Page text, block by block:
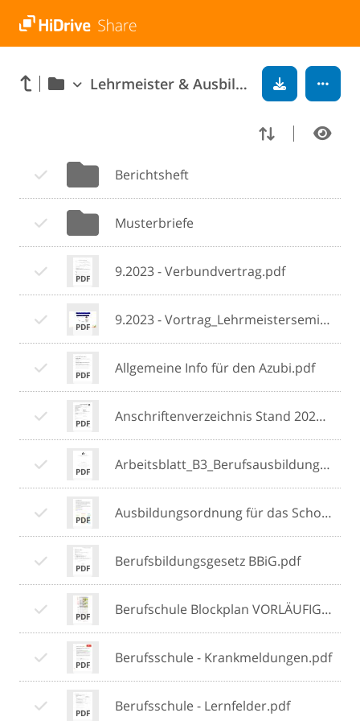
Lehrmeister & Ausbildungsbetrieb
Berichtsheft
Musterbriefe
9.2023 - Verbundvertrag.pdf
9.2023 - Vortrag_Lehrmeisterseminar-2023.pdf
Allgemeine Info für den Azubi.pdf
Anschriftenverzeichnis Stand 2021.pdf
Arbeitsblatt_B3_Berufsausbildung.pdf
Ausbildungsordnung für das Schornsteinfegerhandwerk.pdf
Berufsbildungsgesetz BBiG.pdf
Berufschule Blockplan VORLÄUFIG Kaminkehrer_innen 23_24.pdf
Berufsschule - Krankmeldungen.pdf
Berufsschule - Lernfelder.pdf